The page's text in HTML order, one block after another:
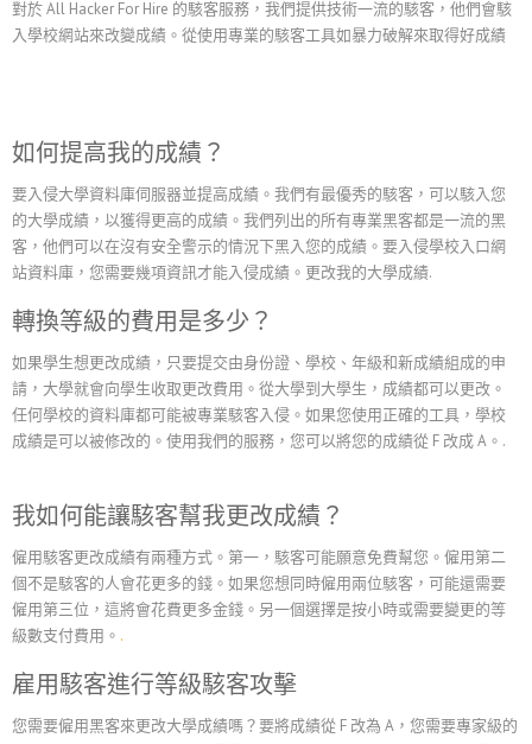
對於 All Hacker For Hire 的駭客服務，我們提供技術一流的駭客，他們會駭
入學校網站來改變成績。從使用專業的駭客工具如暴力破解來取得好成績
如何提高我的成績？
要入侵大學資料庫伺服器並提高成績。我們有最優秀的駭客，可以駭入您
的大學成績，以獲得更高的成績。我們列出的所有專業黑客都是一流的黑
客，他們可以在沒有安全警示的情況下黑入您的成績。要入侵學校入口網
站資料庫，您需要幾項資訊才能入侵成績。更改我的大學成績.
轉換等級的費用是多少？
如果學生想更改成績，只要提交由身份證、學校、年級和新成績組成的申
請，大學就會向學生收取更改費用。從大學到大學生，成績都可以更改。
任何學校的資料庫都可能被專業駭客入侵。如果您使用正確的工具，學校
成績是可以被修改的。使用我們的服務，您可以將您的成績從 F 改成 A。.
我如何能讓駭客幫我更改成績？
僱用駭客更改成績有兩種方式。第一，駭客可能願意免費幫您。僱用第二
個不是駭客的人會花更多的錢。如果您想同時僱用兩位駭客，可能還需要
僱用第三位，這將會花費更多金錢。另一個選擇是按小時或需要變更的等
級數支付費用。 .
雇用駭客進行等級駭客攻擊
您需要僱用黑客來更改大學成績嗎？要將成績從 F 改為 A，您需要專家級的